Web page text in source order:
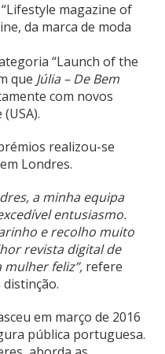
magazine of
da marca de moda
“Launch of the
que Júlia – De Bem
com novos
realizou-se
Londres.
a minha equipa
entusiasmo.
e recolho muito
revista digital de
feliz”, refere
em março de 2016
pública portuguesa.